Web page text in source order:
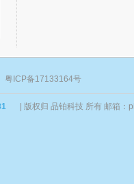
粤ICP备17133164号
版权归 品铂科技 所有 邮箱：